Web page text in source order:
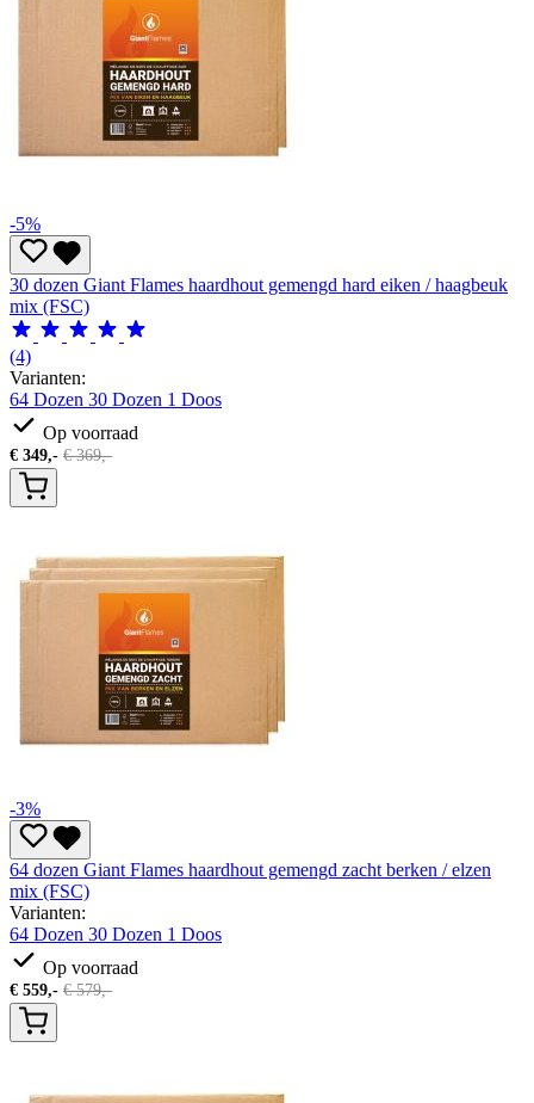
-5%
30 dozen Giant Flames haardhout gemengd hard eiken / haagbeuk
mix (FSC)
(4)
Varianten:
64 Dozen 30 Dozen 1 Doos
Op voorraad
€ 349,- €369,-
-3%
64 dozen Giant Flames haardhout gemengd zacht berken / elzen
mix (FSC)
Varianten:
64 Dozen 30 Dozen 1 Doos
Op voorraad
€ 559,- €579,-